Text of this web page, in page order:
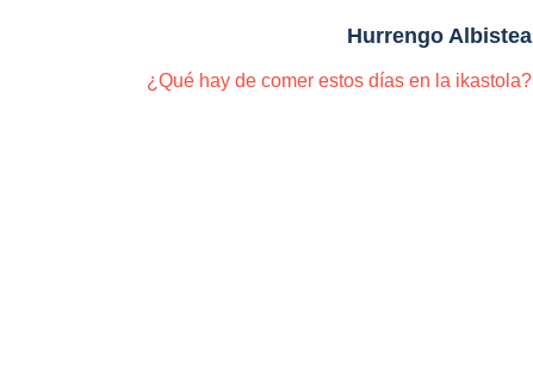
Hurrengo Albistea
¿Qué hay de comer estos días en la ikastola?